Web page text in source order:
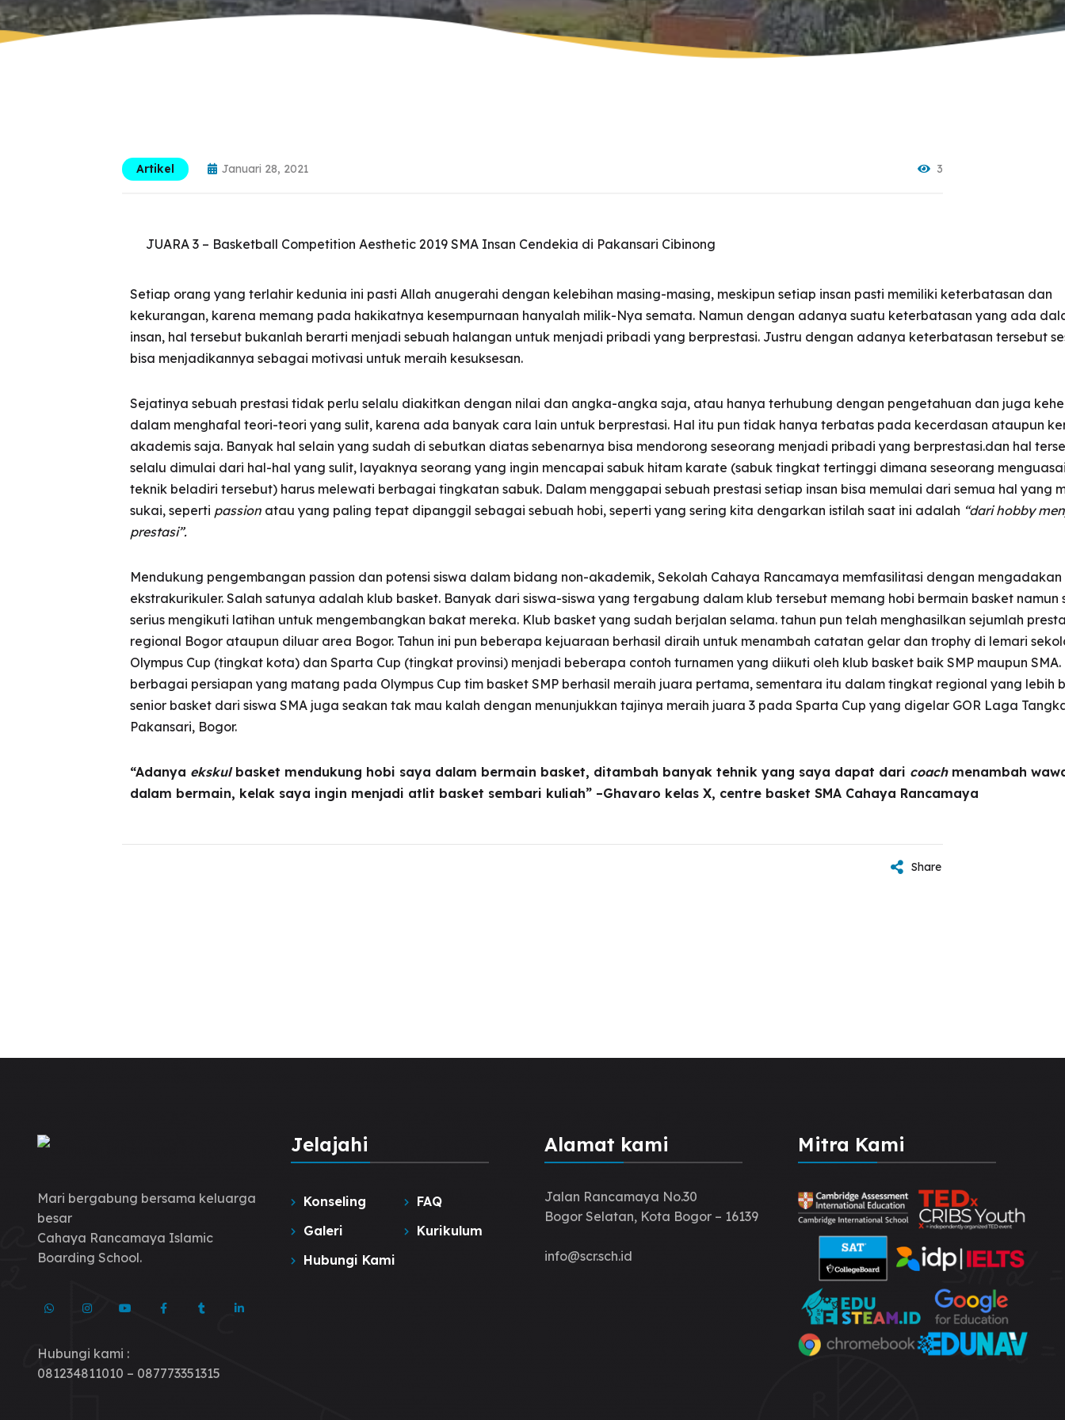
Ruang Seni & Musik
Perpustakaan
e-Buletin
Angkatan Ke-9
Wisudawan Tahfidz 2023
Angkatan Ke-10
EDUNAV
Artikel Januari 28, 2021 3
JUARA 3 – Basketball Competition Aesthetic 2019 SMA Insan Cendekia di Pakansari Cibinong
Setiap orang yang terlahir kedunia ini pasti Allah anugerahi dengan kelebihan masing-masing, meskipun setiap insan pasti memiliki keterbatasan dan
kekurangan, karena memang pada hakikatnya kesempurnaan hanyalah milik-Nya semata. Namun dengan adanya suatu keterbatasan yang ada
insan, hal tersebut bukanlah berarti menjadi sebuah halangan untuk menjadi pribadi yang berprestasi. Justru dengan adanya keterbatasan tersebut
bisa menjadikannya sebagai motivasi untuk meraih kesuksesan.
Sejatinya sebuah prestasi tidak perlu selalu diakitkan dengan nilai dan angka-angka saja, atau hanya terhubung dengan pengetahuan dan juga
dalam menghafal teori-teori yang sulit, karena ada banyak cara lain untuk berprestasi. Hal itu pun tidak hanya terbatas pada kecerdasan ataupun
akademis saja. Banyak hal selain yang sudah di sebutkan diatas sebenarnya bisa mendorong seseorang menjadi pribadi yang berprestasi.dan hal
selalu dimulai dari hal-hal yang sulit, layaknya seorang yang ingin mencapai sabuk hitam karate (sabuk tingkat tertinggi dimana seseorang
teknik beladiri tersebut) harus melewati berbagai tingkatan sabuk. Dalam menggapai sebuah prestasi setiap insan bisa memulai dari semua hal yang
sukai, seperti passionatau yang paling tepat dipanggil sebagai sebuah hobi, seperti yang sering kita dengarkan istilah saat ini adalah “dari hobby
prestasi”.
Mendukung pengembangan passion dan potensi siswa dalam bidang non-akademik, Sekolah Cahaya Rancamaya memfasilitasi dengan
ekstrakurikuler. Salah satunya adalah klub basket. Banyak dari siswa-siswa yang tergabung dalam klub tersebut memang hobi bermain basket namun
serius mengikuti latihan untuk mengembangkan bakat mereka. Klub basket yang sudah berjalan selama. tahun pun telah menghasilkan sejumlah
regional Bogor ataupun diluar area Bogor. Tahun ini pun beberapa kejuaraan berhasil diraih untuk menambah catatan gelar dan trophy di lemari
Olympus Cup (tingkat kota) dan Sparta Cup (tingkat provinsi) menjadi beberapa contoh turnamen yang diikuti oleh klub basket baik SMP maupun SMA.
berbagai persiapan yang matang pada Olympus Cup tim basket SMP berhasil meraih juara pertama, sementara itu dalam tingkat regional yang lebih
senior basket dari siswa SMA juga seakan tak mau kalah dengan menunjukkan tajinya meraih juara 3 pada Sparta Cup yang digelar GOR Laga
Pakansari, Bogor.
“Adanya ekskulbasket mendukung hobi saya dalam bermain basket, ditambah banyak tehnik yang saya dapat dari coachmenambah
dalam bermain, kelak saya ingin menjadi atlit basket sembari kuliah” –Ghavaro kelas X, centre basket SMA Cahaya Rancamaya
Share
Mari bergabung bersama keluarga
besar
Cahaya Rancamaya Islamic
Boarding School.
Hubungi kami :
081234811010 – 087773351315
Jelajahi
Konseling
FAQ
Galeri
Kurikulum
Hubungi Kami
Alamat kami
Jalan Rancamaya No.30
Bogor Selatan, Kota Bogor – 16139
info@scr.sch.id
Mitra Kami